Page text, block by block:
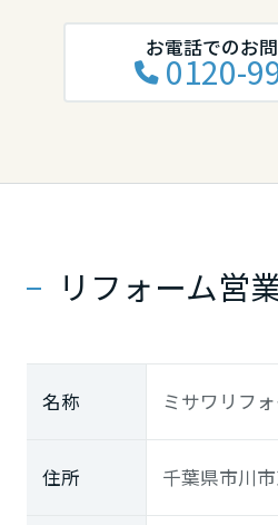
お電話でのお
0120-
リフォーム営
名称 ミサワリフ
住所 千葉県市川
熊本県
大分県
宮崎県